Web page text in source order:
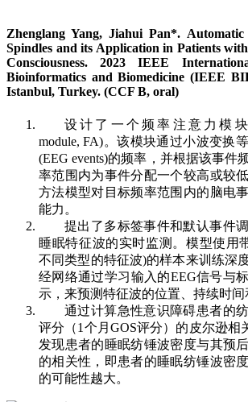
Zhenglang Yang, Jiahui Pan*. Automatic
Spindles and its Application in Patients
Consciousness. 2023 IEEE
Bioinformatics and Biomedicine (IEEE
Istanbul, Turkey. (CCF B, oral)
设计了一个频率注意力模块
module, FA)。该模块通过小波变换
(EEG events)的频率，并根据该事件
率范围内为事件分配一个较高或较
方法模型对目标频率范围内的脑电
能力。
提出了多标签事件和默认事件
睡眠特征波的实时监测。模型使用
不同类型的特征波)的样本来训练深
经网络通过学习输入的EEG信号与
示，来预测特征波的位置、持续时间
通过计算急性意识障碍患者的
评分（1个月GOS评分）的皮尔逊相
发现患者的睡眠纺锤波密度与其预
的相关性，即患者的睡眠纺锤波密
的可能性越大。